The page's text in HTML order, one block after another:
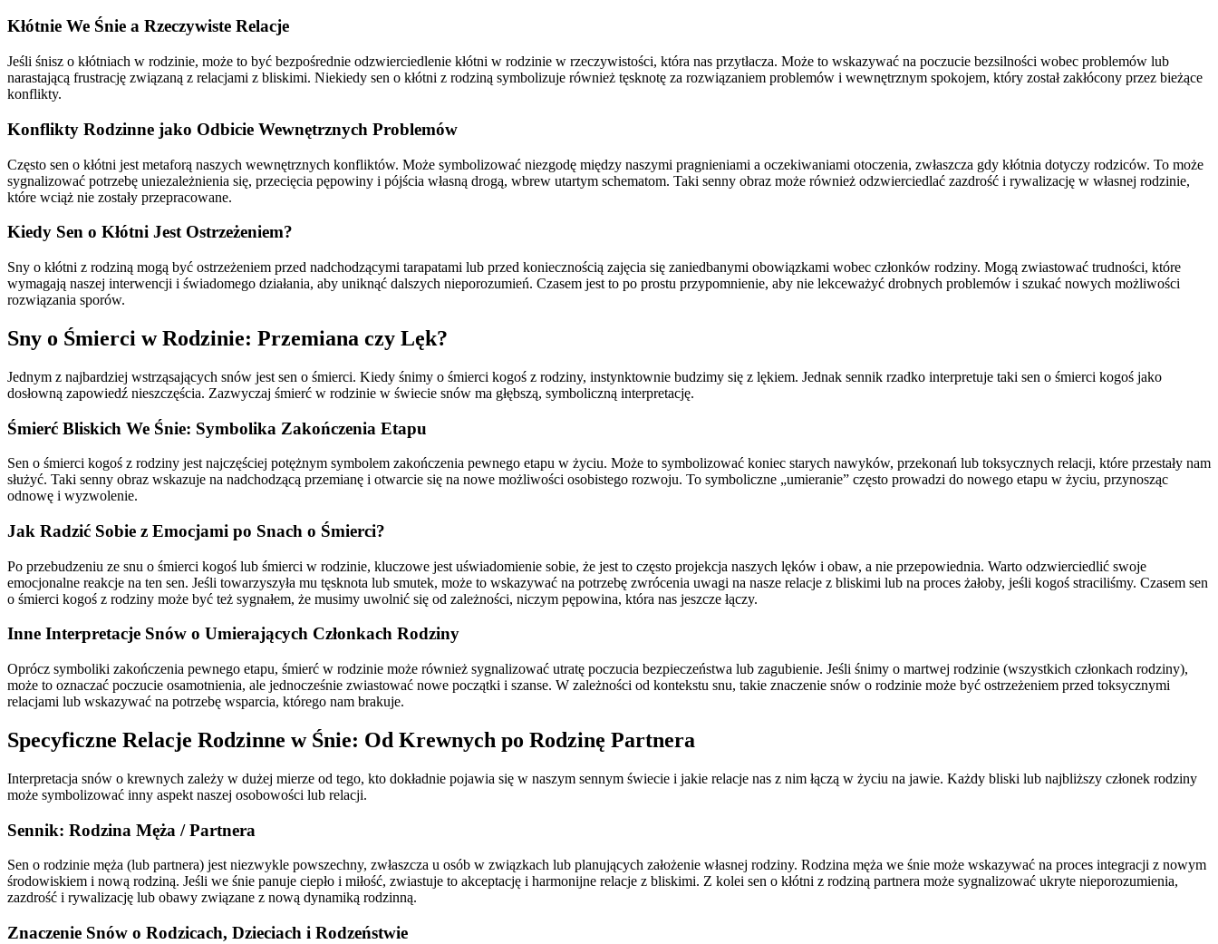
Kłótnie We Śnie a Rzeczywiste Relacje
Jeśli śnisz o kłótniach w rodzinie, może to być bezpośrednie odzwierciedlenie kłótni w rodzinie w rzeczywistości, która nas przytłacza. Może to wskazywać na poczucie bezsilności wobec problemów lub
narastającą frustrację związaną z relacjami z bliskimi. Niekiedy sen o kłótni z rodziną symbolizuje również tęsknotę za rozwiązaniem problemów i wewnętrznym spokojem, który został zakłócony przez bieżące
konflikty.
Konflikty Rodzinne jako Odbicie Wewnętrznych Problemów
Często sen o kłótni jest metaforą naszych wewnętrznych konfliktów. Może symbolizować niezgodę między naszymi pragnieniami a oczekiwaniami otoczenia, zwłaszcza gdy kłótnia dotyczy rodziców. To może
sygnalizować potrzebę uniezależnienia się, przecięcia pępowiny i pójścia własną drogą, wbrew utartym schematom. Taki senny obraz może również odzwierciedlać zazdrość i rywalizację w własnej rodzinie,
które wciąż nie zostały przepracowane.
Kiedy Sen o Kłótni Jest Ostrzeżeniem?
Sny o kłótni z rodziną mogą być ostrzeżeniem przed nadchodzącymi tarapatami lub przed koniecznością zajęcia się zaniedbanymi obowiązkami wobec członków rodziny. Mogą zwiastować trudności, które
wymagają naszej interwencji i świadomego działania, aby uniknąć dalszych nieporozumień. Czasem jest to po prostu przypomnienie, aby nie lekceważyć drobnych problemów i szukać nowych możliwości
rozwiązania sporów.
Sny o Śmierci w Rodzinie: Przemiana czy Lęk?
Jednym z najbardziej wstrząsających snów jest sen o śmierci. Kiedy śnimy o śmierci kogoś z rodziny, instynktownie budzimy się z lękiem. Jednak sennik rzadko interpretuje taki sen o śmierci kogoś jako
dosłowną zapowiedź nieszczęścia. Zazwyczaj śmierć w rodzinie w świecie snów ma głębszą, symboliczną interpretację.
Śmierć Bliskich We Śnie: Symbolika Zakończenia Etapu
Sen o śmierci kogoś z rodziny jest najczęściej potężnym symbolem zakończenia pewnego etapu w życiu. Może to symbolizować koniec starych nawyków, przekonań lub toksycznych relacji, które przestały nam
służyć. Taki senny obraz wskazuje na nadchodzącą przemianę i otwarcie się na nowe możliwości osobistego rozwoju. To symboliczne „umieranie” często prowadzi do nowego etapu w życiu, przynosząc
odnowę i wyzwolenie.
Jak Radzić Sobie z Emocjami po Snach o Śmierci?
Po przebudzeniu ze snu o śmierci kogoś lub śmierci w rodzinie, kluczowe jest uświadomienie sobie, że jest to często projekcja naszych lęków i obaw, a nie przepowiednia. Warto odzwierciedlić swoje
emocjonalne reakcje na ten sen. Jeśli towarzyszyła mu tęsknota lub smutek, może to wskazywać na potrzebę zwrócenia uwagi na nasze relacje z bliskimi lub na proces żałoby, jeśli kogoś straciliśmy. Czasem sen
o śmierci kogoś z rodziny może być też sygnałem, że musimy uwolnić się od zależności, niczym pępowina, która nas jeszcze łączy.
Inne Interpretacje Snów o Umierających Członkach Rodziny
Oprócz symboliki zakończenia pewnego etapu, śmierć w rodzinie może również sygnalizować utratę poczucia bezpieczeństwa lub zagubienie. Jeśli śnimy o martwej rodzinie (wszystkich członkach rodziny),
może to oznaczać poczucie osamotnienia, ale jednocześnie zwiastować nowe początki i szanse. W zależności od kontekstu snu, takie znaczenie snów o rodzinie może być ostrzeżeniem przed toksycznymi
relacjami lub wskazywać na potrzebę wsparcia, którego nam brakuje.
Specyficzne Relacje Rodzinne w Śnie: Od Krewnych po Rodzinę Partnera
Interpretacja snów o krewnych zależy w dużej mierze od tego, kto dokładnie pojawia się w naszym sennym świecie i jakie relacje nas z nim łączą w życiu na jawie. Każdy bliski lub najbliższy członek rodziny
może symbolizować inny aspekt naszej osobowości lub relacji.
Sennik: Rodzina Męża / Partnera
Sen o rodzinie męża (lub partnera) jest niezwykle powszechny, zwłaszcza u osób w związkach lub planujących założenie własnej rodziny. Rodzina męża we śnie może wskazywać na proces integracji z nowym
środowiskiem i nową rodziną. Jeśli we śnie panuje ciepło i miłość, zwiastuje to akceptację i harmonijne relacje z bliskimi. Z kolei sen o kłótni z rodziną partnera może sygnalizować ukryte nieporozumienia,
zazdrość i rywalizację lub obawy związane z nową dynamiką rodzinną.
Znaczenie Snów o Rodzicach, Dzieciach i Rodzeństwie